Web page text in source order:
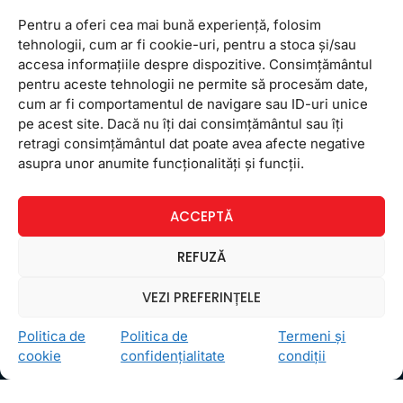
Pentru a oferi cea mai bună experiență, folosim
tehnologii, cum ar fi cookie-uri, pentru a stoca și/sau
accesa informațiile despre dispozitive. Consimțământul
pentru aceste tehnologii ne permite să procesăm date,
cum ar fi comportamentul de navigare sau ID-uri unice
pe acest site. Dacă nu îți dai consimțământul sau îți
retragi consimțământul dat poate avea afecte negative
asupra unor anumite funcționalități și funcții.
ACCEPTĂ
REFUZĂ
VEZI PREFERINȚELE
Politica de
cookie
Politica de
confidențialitate
Termeni și
condiții
Ceea ce ne ghidează pe toţi cei din echipa FollowMe
FollowMe Ghencea
FollowMe Vitan